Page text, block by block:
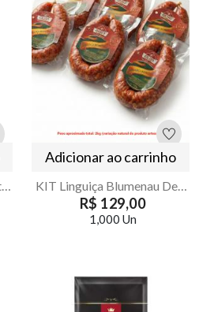
Queijo de Porco Santo Antonio 450g
Adicionar ao carrinho
KIT Linguiça Blumenau Defumada 2kg (6 Unidades) – Olho
R$ 129,00
1,000 Un